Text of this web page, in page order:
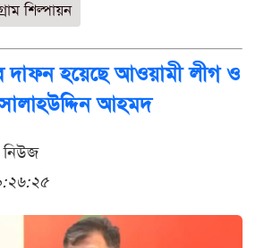
শিল্পায়ন
দাফন হয়েছে আওয়ামী লীগ ও
আহমদ
নিউজ